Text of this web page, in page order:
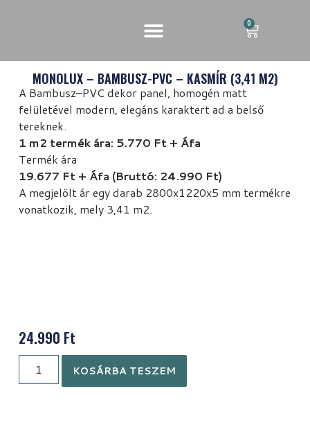
0
MONOLUX – BAMBUSZ-PVC – KASMÍR (3,41 M2)
A Bambusz–PVC dekor panel, homogén matt
felületével modern, elegáns karaktert ad a belső
tereknek.
1 m2 termék ára: 5.770 Ft + Áfa
Termék ára
19.677 Ft + Áfa (Bruttó: 24.990 Ft)
A megjelölt ár egy darab 2800x1220x5 mm termékre
vonatkozik, mely 3,41 m2.
24.990 Ft
KOSÁRBA TESZEM